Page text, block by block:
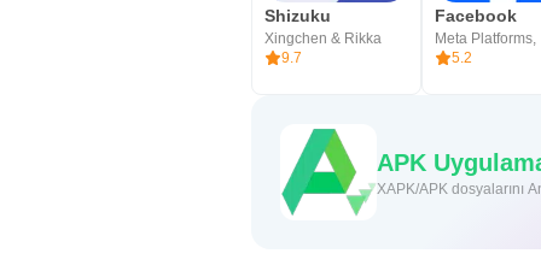
Shizuku
Xingchen & Rikka
9.7
Facebook
Meta Platforms,
5.2
APK
XAPK/APK dosyalarını